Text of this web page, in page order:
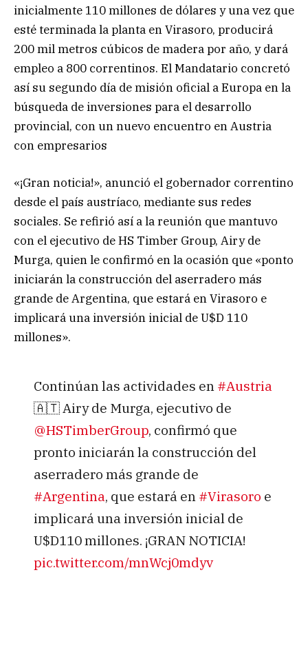
inicialmente 110 millones de dólares y una vez que
esté terminada la planta en Virasoro, producirá
200 mil metros cúbicos de madera por año, y dará
empleo a 800 correntinos. El Mandatario concretó
así su segundo día de misión oficial a Europa en la
búsqueda de inversiones para el desarrollo
provincial, con un nuevo encuentro en Austria
con empresarios
«¡Gran noticia!», anunció el gobernador correntino
desde el país austríaco, mediante sus redes
sociales. Se refirió así a la reunión que mantuvo
con el ejecutivo de HS Timber Group, Airy de
Murga, quien le confirmó en la ocasión que «ponto
iniciarán la construcción del aserradero más
grande de Argentina, que estará en Virasoro e
implicará una inversión inicial de U$D 110
millones».
Continúan las actividades en #Austria
🇦🇹 Airy de Murga, ejecutivo de
@HSTimberGroup, confirmó que
pronto iniciarán la construcción del
aserradero más grande de
#Argentina, que estará en #Virasoro e
implicará una inversión inicial de
U$D110 millones. ¡GRAN NOTICIA!
pic.twitter.com/mnWcj0mdyv